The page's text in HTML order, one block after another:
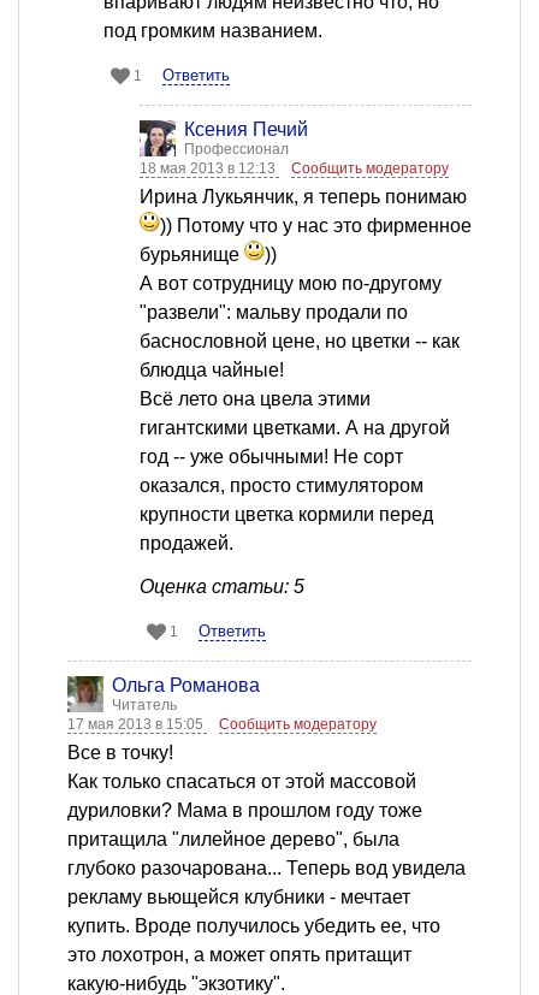
под громким названием.
1 Ответить
Ксения Печий
Профессионал
18 мая 2013 в 12:13
Сообщить модератору
Ирина Лукьянчик, я теперь понимаю
)) Потому что у нас это фирменное
бурьянище
))
А вот сотрудницу мою по-другому
"развели": мальву продали по
баснословной цене, но цветки -- как
блюдца чайные!
Всё лето она цвела этими
гигантскими цветками. А на другой
год -- уже обычными! Не сорт
оказался, просто стимулятором
крупности цветка кормили перед
продажей.
Оценка статьи: 5
1 Ответить
Ольга Романова
Читатель
17 мая 2013 в 15:05
Сообщить модератору
Все в точку!
Как только спасаться от этой массовой
дуриловки? Мама в прошлом году тоже
притащила "лилейное дерево", была
глубоко разочарована... Теперь вод увидела
рекламу вьющейся клубники - мечтает
купить. Вроде получилось убедить ее, что
это лохотрон, а может опять притащит
какую-нибудь "экзотику".